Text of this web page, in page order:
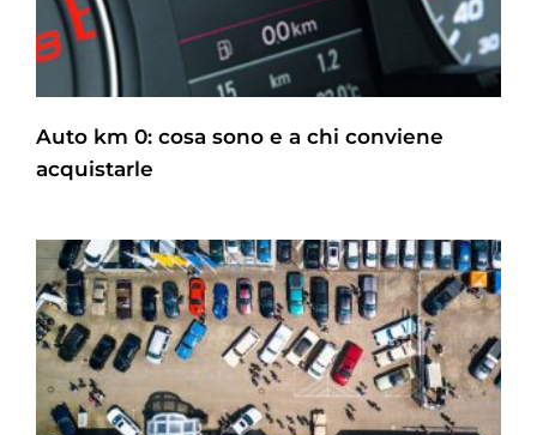
Auto km 0: cosa sono e a chi conviene
acquistarle